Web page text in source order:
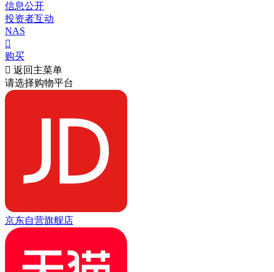
信息公开
投资者互动
NAS

购买
 返回主菜单
请选择购物平台
京东自营旗舰店